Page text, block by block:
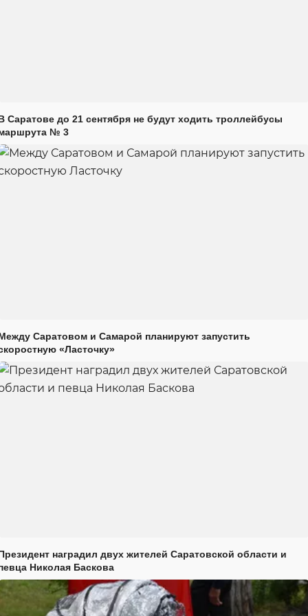
Саратове до 21 сентября не будут ходить троллейбусы
№ 3
Саратовом и Самарой планируют запустить
«Ласточку»
наградил двух жителей Саратовской области и
Николая Баскова